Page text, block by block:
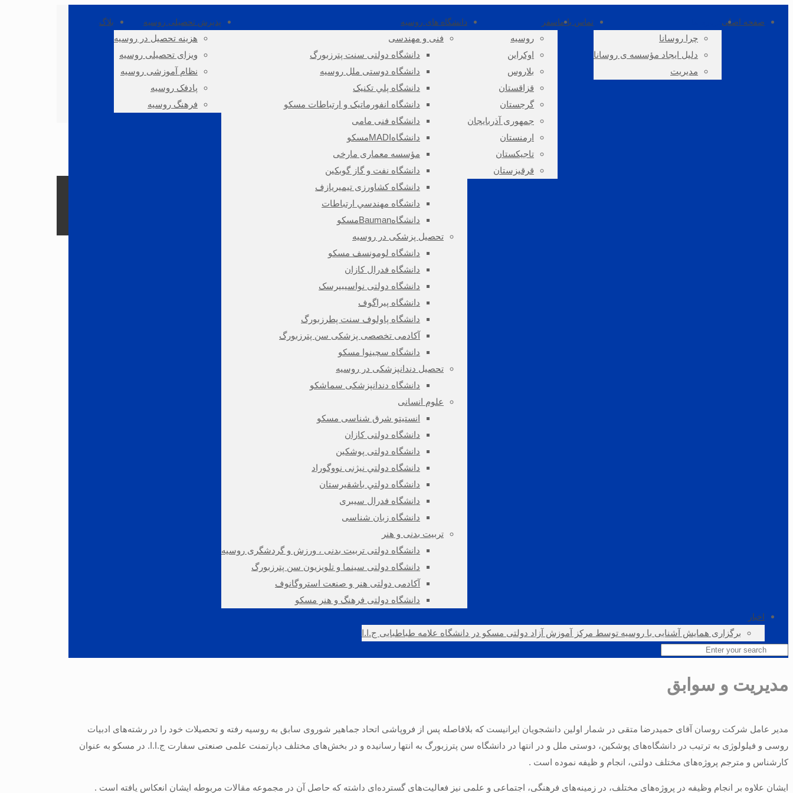
صفحه اصلی
چرا روسانا
دلیل ایجاد مؤسسه ی روسانا
مدیریت
تماس با ماسفر
روسیه
اوکراین
بلاروس
قزاقستان
گرجستان
جمهوری آذربایجان
ارمنستان
تاجیکستان
قرقیزستان
دانشگاه های روسیه
فنی و مهندسی
دانشگاه دولتی سنت پترزبورگ
دانشگاه دوستی ملل روسیه
دانشگاه پلي تکنيک
دانشگاه انفورماتيک و ارتباطات مسکو
دانشگاه فنی مامی
دانشگاهMADIمسکو
مؤسسه معماری مارخی
دانشگاه نفت و گاز گوبکین
دانشگاه کشاورزی تیمیریازف
دانشگاه مهندسي ارتباطات
دانشگاهBaumanمسکو
تحصیل پزشکی در روسیه
دانشگاه لومونسف مسکو
دانشگاه فدرال کازان
دانشگاه دولتی نواسیبیرسک
دانشگاه پیراگوف
دانشگاه پاولوف سنت پطرزبورگ
آکادمی تخصصی پزشکی سن پترزبورگ
دانشگاه سچینوا مسکو
تحصیل دندانپزشکی در روسیه
دانشگاه دندانپزشکی سماشکو
علوم انسانی
انستيتو شرق شناسی مسکو
دانشگاه دولتی کازان
دانشگاه دولتی پوشکین
دانشگاه دولتي نيژنی نووگوراد
دانشگاه دولتي باشقيرستان
دانشگاه فدرال سیبری
دانشگاه زبان شناسی
تربیت بدنی و هنر
دانشگاه دولتی تربیت بدنی ، ورزش و گردشگری روسیه
دانشگاه دولتی سينما و تلويزيون سن پترزبورگ
آکادمی دولتی هنر و صنعت استروگانوف
دانشگاه دولتی فرهنگ و هنر مسکو
پذیرش تحصیلی روسیه
هزینه تحصیل در روسیه
ویزای تحصیلی روسیه
نظام آموزشی روسیه
پادفک روسیه
فرهنگ روسیه
بلاگ
اخبار
برگزاری همایش آشنایی با روسیه توسط مرکز آموزش آزاد دولتی مسکو در دانشگاه علامه طباطبایی ج.ا.ا
مدیریت و سوابق
مدیر عامل شرکت روسان آقای حمیدرضا متقی در شمار اولین دانشجویان ایرانیست که بلافاصله پس از فروپاشی اتحاد جماهیر شوروی سابق به روسیه رفته و تحصیلات خود را در رشته‌های ادبیات
روسی و فیلولوژی به ترتیب در دانشگاه‌های پوشکین، دوستی ملل و در انتها در دانشگاه سن پترزبورگ به انتها رسانیده و در بخش‌های مختلف دپارتمنت علمی صنعتی سفارت ج.ا.ا. در مسکو به عنوان
کارشناس و مترجم پروژه‌های مختلف دولتی، انجام و ظیفه نموده است .
ایشان علاوه بر انجام وظیفه در پروژه‌های مختلف، در زمینه‌های فرهنگی، اجتماعی و علمی نیز فعالیت‌های گسترده‌ای داشته که حاصل آن در مجموعه مقالات مربوطه ایشان انعکاس یافته است .